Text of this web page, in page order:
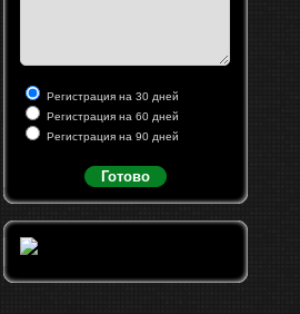
Регистрация на 30 дней
Регистрация на 60 дней
Регистрация на 90 дней
Готово